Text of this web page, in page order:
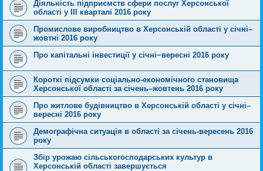
Діяльність підприємств сфери послуг Херсонської
області у ІІІ кварталі 2016 року
Промислове виробництво в Херсонській області у січні–
жовтні 2016 року
Про капітальні інвестиції у січні−вересні 2016 року
Короткі підсумки соціально-економічного становища
Херсонської області за cічень–жовтень 2016 року
Про житлове будівництво в Херсонській області у січні–
вересні 2016 року
Демографічна ситуація в області за січень-вересень 2016
року
Збір урожаю сільськогосподарських культур в
Херсонській області завершується